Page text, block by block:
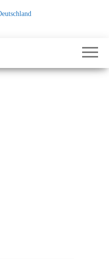
Education